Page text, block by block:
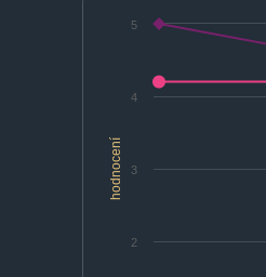
hodnocení
2
3
4
5